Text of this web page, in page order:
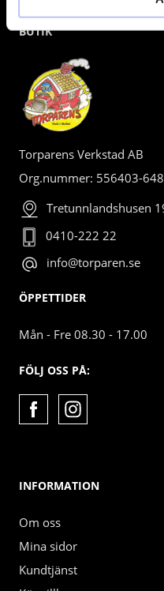
BUTIK
Torparens Verkstad AB
Org.nummer: 556403-
Tretunnlandshusen
0410-222 22
info@torparen.se
ÖPPETTIDER
Mån - Fre 08.30 - 17.00
FÖLJ OSS PÅ:
INFORMATION
Om oss
Mina sidor
Kundtjänst